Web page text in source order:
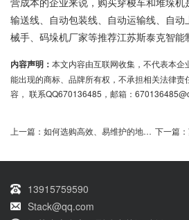
输送线、自动包装线、自动运输线、自
械手、码垛机厂家等推荐江苏斯泰克智能
内容声明： 本文内容由互联网收集，不代表本
能出现的商标、品牌所有权，不承担相关法律责
容， 联系QQ670136485，邮箱：
上一篇： 如何选购高效、易维护的地轨桁架机械手？ 下一篇：
13915759590
Stack@qq.com